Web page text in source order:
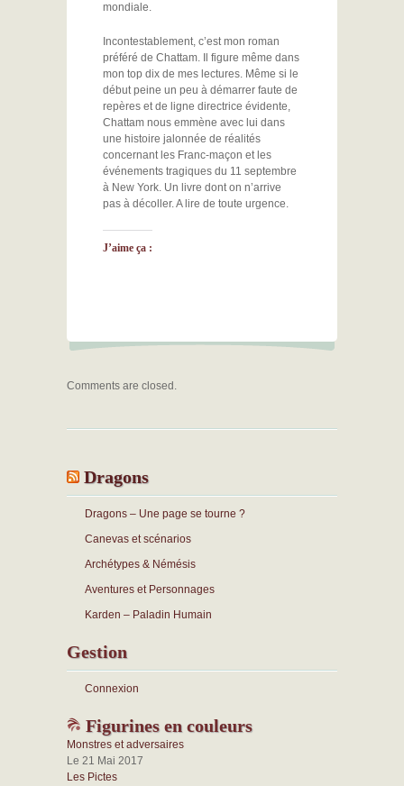
mondiale.
Incontestablement, c’est mon roman
préféré de Chattam. Il figure même dans
mon top dix de mes lectures. Même si le
début peine un peu à démarrer faute de
repères et de ligne directrice évidente,
Chattam nous emmène avec lui dans
une histoire jalonnée de réalités
concernant les Franc-maçon et les
événements tragiques du 11 septembre
à New York. Un livre dont on n’arrive
pas à décoller. A lire de toute urgence.
J’aime ça :
Comments are closed.
Dragons
Dragons – Une page se tourne ?
Canevas et scénarios
Archétypes & Némésis
Aventures et Personnages
Karden – Paladin Humain
Gestion
Connexion
Figurines en couleurs
Monstres et adversaires
Le 21 Mai 2017
Les Pictes